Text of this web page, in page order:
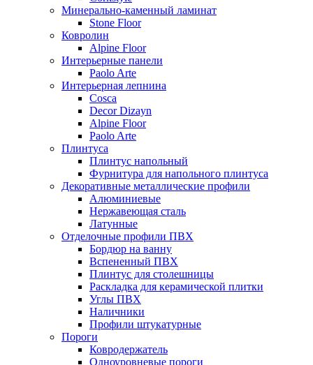
Минерально-каменный ламинат
Stone Floor
Ковролин
Alpine Floor
Интерьерные панели
Paolo Arte
Интерьерная лепнина
Cosca
Decor Dizayn
Alpine Floor
Paolo Arte
Плинтуса
Плинтус напольный
Фурнитура для напольного плинтуса
Декоративные металлические профили
Алюминиевые
Нержавеющая сталь
Латунные
Отделочные профили ПВХ
Бордюр на ванну
Вспененный ПВХ
Плинтус для столешницы
Раскладка для керамической плитки
Углы ПВХ
Наличники
Профили штукатурные
Пороги
Ковродержатель
Одноуровневые пороги